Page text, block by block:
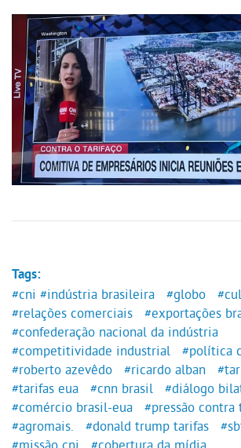
Tags:
#cni #indústria brasileira #globo
#relações comerciais
#exportações
#confederação nacional da indústria
#competitividade industrial
#política
#roberto azevêdo
#ricardo alban
#tarifas eua
#cnn brasil
#diálogo
#comércio brasil-eua
#pressão contra
#agromais.
#donald trump tarifas
#missão cni
#cobertura da mídia